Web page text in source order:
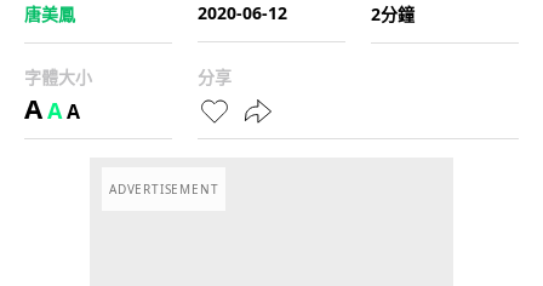
唐美鳳
2020-06-12
2分鐘
字體大小
AAA
分享
ADVERTISEMENT